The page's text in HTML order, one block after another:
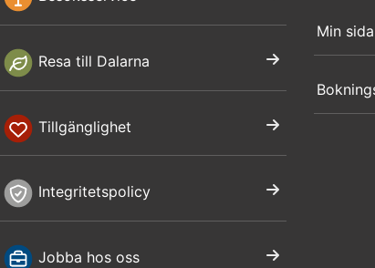
Resa till Dalarna
Tillgänglighet
Integritetspolicy
Jobba hos oss
Min